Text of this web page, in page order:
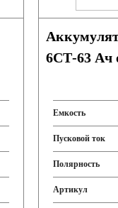
6СТ-63 Ач
Емкость
Пусковой ток
Полярность
Артикул